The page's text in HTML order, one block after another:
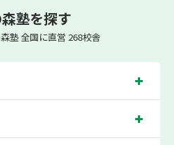
ない科目（理科・社会など）も
てなかなか手が回らない科目
て対策できると好評です。
る「先生１人に生徒２人まで」で「保護者の
塾です。
[個別]とDOJO[集団]、中学生は5科目（数
生は7科目（数学・英語・国語[古典・現代
点未満でご入塾の場合、受講科目が1科目で
、その科目が80点以上』になることを保証し
績が上がらなければ、3学期目の対象科目授
塾を探す
塾 全国に直営 268校舎